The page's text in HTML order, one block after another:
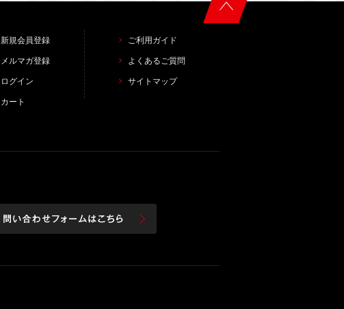
新規会員登録
メルマガ登録
ログイン
カート
ご利用ガイド
よくあるご質問
サイトマップ